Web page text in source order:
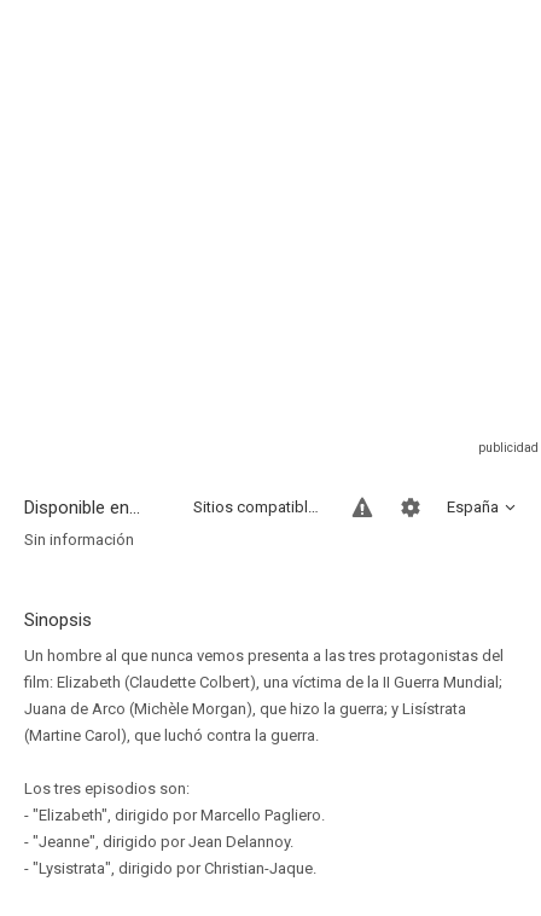
Disponible en... España
Sitios compatibles
Sin información
Sinopsis
Un hombre al que nunca vemos presenta a las tres protagonistas del
film: Elizabeth (Claudette Colbert), una víctima de la II Guerra Mundial;
Juana de Arco (Michèle Morgan), que hizo la guerra; y Lisístrata
(Martine Carol), que luchó contra la guerra.
Los tres episodios son:
- "Elizabeth", dirigido por Marcello Pagliero.
- "Jeanne", dirigido por Jean Delannoy.
- "Lysistrata", dirigido por Christian-Jaque.